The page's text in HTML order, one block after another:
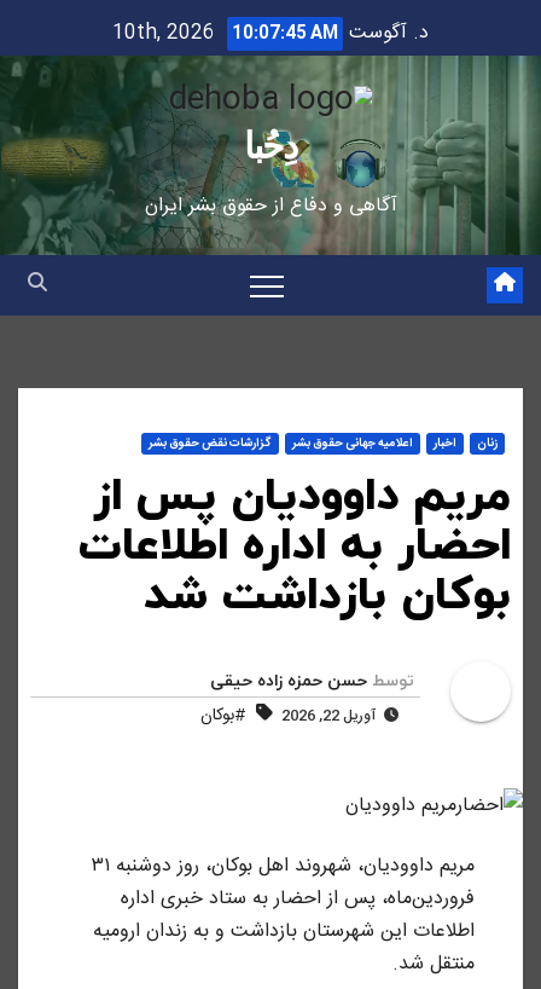
to
د. آگوست 10th, 2026 10:07:46 AM
دِحُبا
آگاهی و دفاع از حقوق بشر ایران
زنان اخبار اعلاميه جهانی حقوق بشر گزارشات نقض حقوق بشر
مریم داوودیان پس از
احضار به اداره اطلاعات
بوکان بازداشت شد
توسط حسن حمزه زاده حیقی
آوریل 22, 2026 #بوکان
مریم داوودیان، شهروند اهل بوکان، روز دوشنبه ۳۱
فروردین‌ماه، پس از احضار به ستاد خبری اداره
اطلاعات این شهرستان بازداشت و به زندان ارومیه
منتقل شد.